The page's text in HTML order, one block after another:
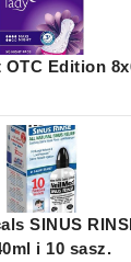
OTC Edition
SINUS
i 10 sasz.